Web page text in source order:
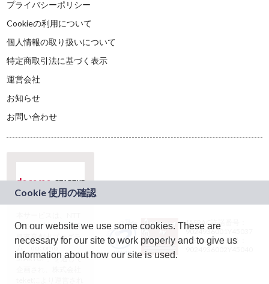
プライバシーポリシー
Cookieの利用について
個人情報の取り扱いについて
特定商取引法に基づく表示
運営会社
お知らせ
お問い合わせ
ドコモグループの新
規事業創出プログラ
ム「docomo
STARTUP」を通じて
JASRAC許諾番号：
9024936001Y45037
JASRAC許諾番号：
On our website we use some cookies. These are
necessary for our site to work properly and to give us
information about how our site is used.